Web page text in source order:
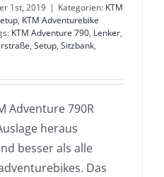
1st, 2019 | Kategorien: KTM
, KTM Adventurebike
KTM Adventure 790, Lenker,
, Setup, Sitzbank,
Adventure 790R
heraus
besser als alle
Das